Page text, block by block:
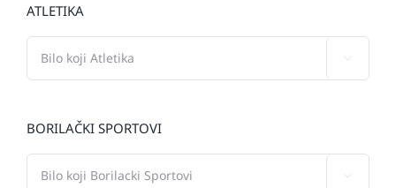
ATLETIKA
BORILAČKI SPORTOVI